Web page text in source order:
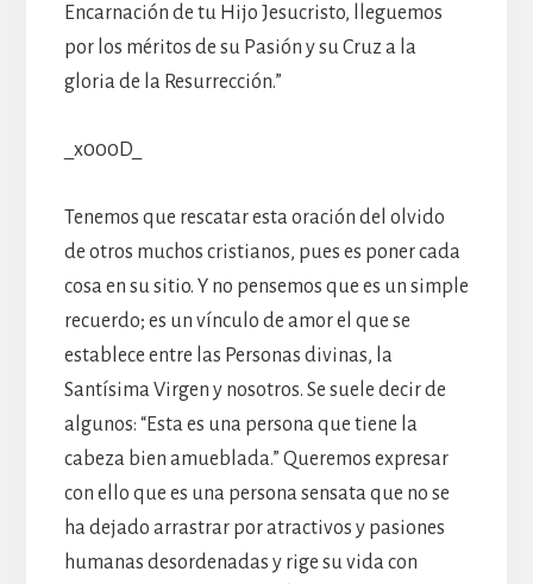
Encarnación de tu Hijo Jesucristo, lleguemos
por los méritos de su Pasión y su Cruz a la
gloria de la Resurrección.”
_x000D_
Tenemos que rescatar esta oración del olvido
de otros muchos cristianos, pues es poner cada
cosa en su sitio. Y no pensemos que es un simple
recuerdo; es un vínculo de amor el que se
establece entre las Personas divinas, la
Santísima Virgen y nosotros. Se suele decir de
algunos: “Esta es una persona que tiene la
cabeza bien amueblada.” Queremos expresar
con ello que es una persona sensata que no se
ha dejado arrastrar por atractivos y pasiones
humanas desordenadas y rige su vida con